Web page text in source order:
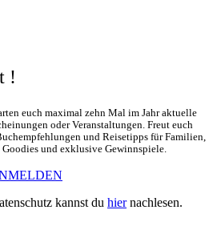
!
euch maximal zehn Mal im Jahr aktuelle
oder Veranstaltungen. Freut euch
und Reisetipps für Familien,
und exklusive Gewinnspiele.
kannst du hiernachlesen.